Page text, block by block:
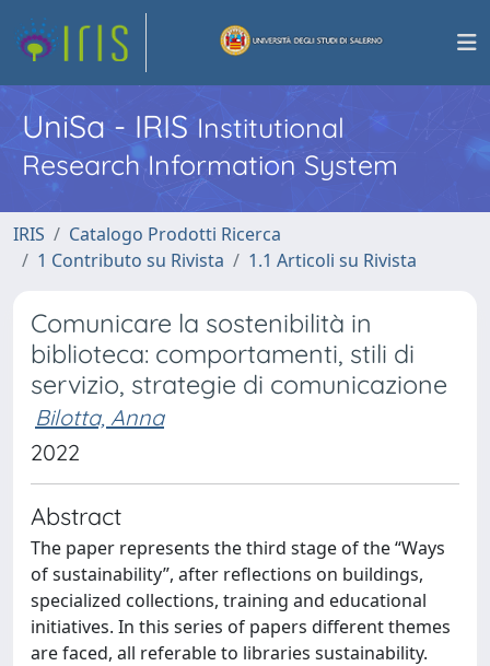
UniSa - IRISInstitutional
Research Information System
IRIS
Catalogo Prodotti Ricerca
1 Contributo su Rivista
1.1 Articoli su Rivista
Comunicare la sostenibilità in
biblioteca: comportamenti, stili di
servizio, strategie di comunicazione
Bilotta, Anna
2022
Abstract
The paper represents the third stage of the “Ways
of sustainability”, after reflections on buildings,
specialized collections, training and educational
initiatives. In this series of papers different themes
are faced, all referable to libraries sustainability.